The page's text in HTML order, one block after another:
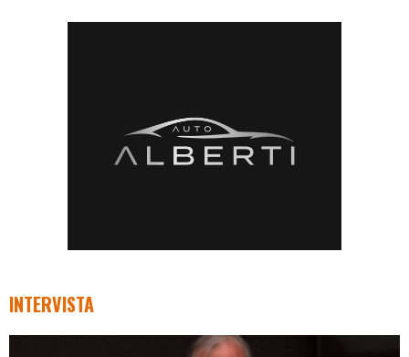
INTERVISTA